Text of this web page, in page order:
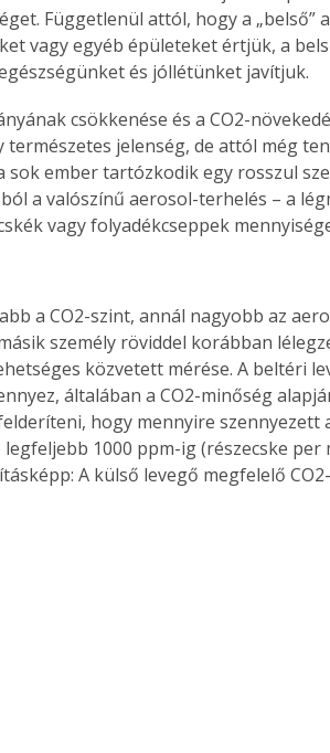
egyedi
vagy
is
Bárhol,
élve
az
Függetlenül attól, hogy a
vagy egyéb épületeket értjük, a
és jóllétünket javítjuk.
csökkenése és a CO2-
természetes jelenség, de attól még
sok ember tartózkodik egy rosszul
a való­színű aerosol-terhelés – a
vagy folyadékcseppek
a CO2-szint, annál nagyobb az
személy röviddel korábban
közvetett mérése. A beltéri
általában a CO2-minőség
hogy mennyire szennyezett
1000 ppm-ig (részecske per
A külső levegő megfelelő